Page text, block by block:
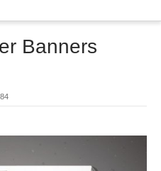
Banners